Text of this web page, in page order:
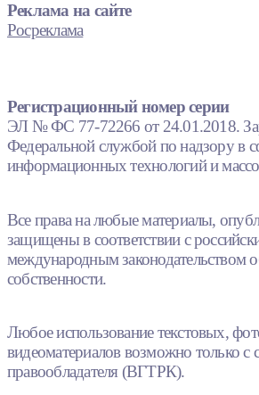
Реклама на сайте
Росреклама
Регистрационный номер серии
ЭЛ № ФС 77-72266 от 24.01.2018.
Федеральной службой по надзору в
информационных технологий и
Все права на любые материалы,
защищены в соответствии с
международным законодательством
собственности.
Любое использование текстовых,
видеоматериалов возможно только с
правообладателя (ВГТРК).